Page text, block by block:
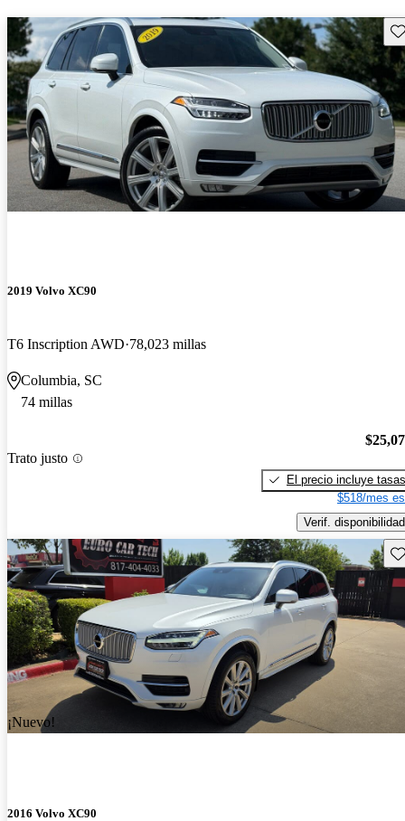
2019 Volvo XC90
T6 Inscription AWD 78,023 millas
Columbia, SC
74 millas
Trato justo
El precio incluye tasas
$518/mes
Verif. disponibilidad
¡Nuevo!
2016 Volvo XC90